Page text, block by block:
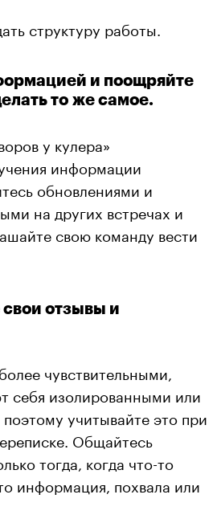
структуру работы.
и поощряйте
то же самое.
у кулера»
информации
обновлениями и
на других встречах и
свою команду вести
отзывы и
чувствительными,
себя изолированными или
учитывайте это при
Общайтесь
тогда, когда что-то
информация, похвала или